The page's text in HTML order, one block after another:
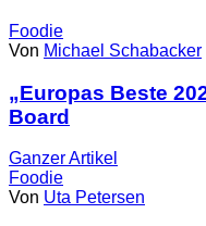
Foodie
Von Michael Schabacker
„Europas Beste
Board
GanzerArtikel
Foodie
Von Uta Petersen